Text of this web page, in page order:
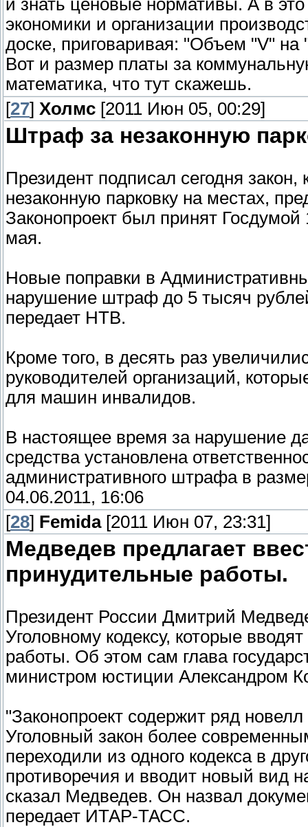
и знать ценовые нормативы. А в
экономики и организации
доске, приговаривая: "Объем "V"
Вот и размер платы за
математика, что тут скажешь.
[27] Холмс [2011 Июн 05, 00:29]
Штраф за незаконную
Президент подписал сегодня закон,
незаконную парковку на местах,
Законопроект был принят
мая.
Новые поправки в
нарушение штраф до 5 тысяч
передает НТВ.
Кроме того, в десять раз
руководителей организаций,
для машин инвалидов.
В настоящее время за нарушение
средства установлена
административного штрафа в
04.06.2011, 16:06
[28] Femida[2011 Июн 07, 23:31]
Медведев предлагает
принудительные работы.
Президент России Дмитрий
Уголовному кодексу, которые
работы. Об этом сам глава
министром юстиции Александром
"Законопроект содержит ряд
Уголовный закон более
переходили из одного кодекса в
противоречия и вводит новый вид
сказал Медведев. Он назвал
передает ИТАР-ТАСС.